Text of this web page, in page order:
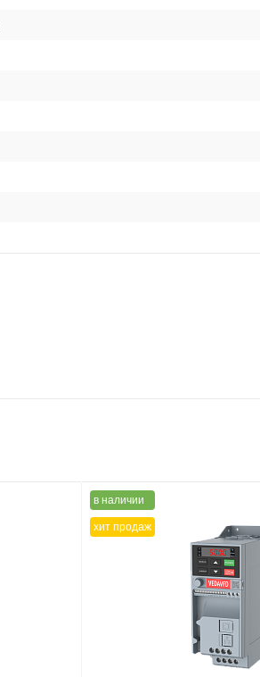
в наличии
хит продаж